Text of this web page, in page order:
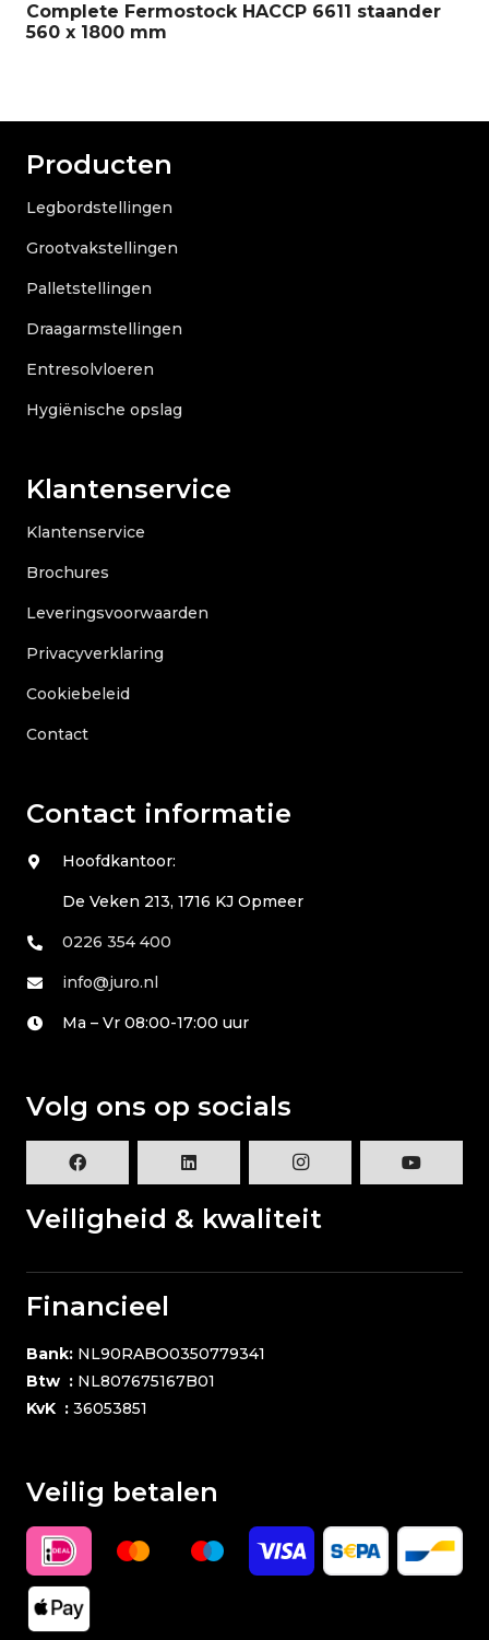
Complete Fermostock HACCP 6611 staander
560 x 1800 mm
Producten
Legbordstellingen
Grootvakstellingen
Palletstellingen
Draagarmstellingen
Entresolvloeren
Hygiënische opslag
Klantenservice
Klantenservice
Brochures
Leveringsvoorwaarden
Privacyverklaring
Cookiebeleid
Contact
Contact informatie
Hoofdkantoor:
De Veken 213, 1716 KJ Opmeer
0226 354 400
info@juro.nl
Ma – Vr 08:00-17:00 uur
Volg ons op socials
Veiligheid & kwaliteit
Financieel
Bank: NL90RABO0350779341
Btw : NL807675167B01
KvK : 36053851
Veilig betalen